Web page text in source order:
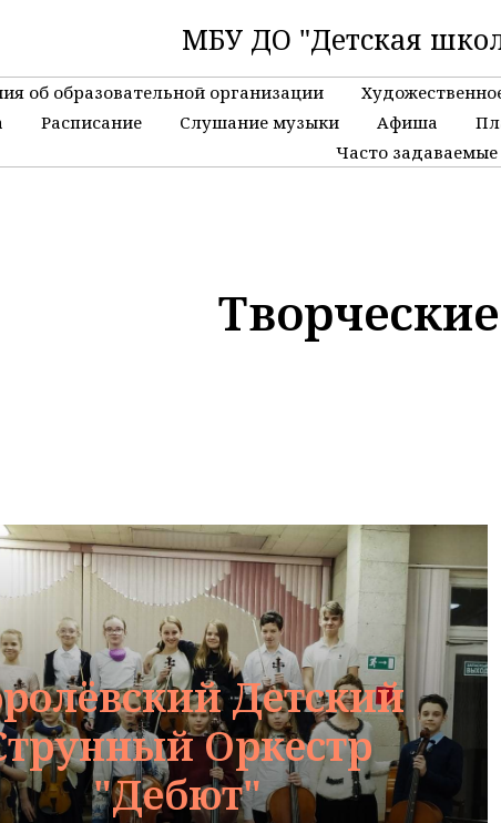
МБУ ДО "Детская
об образовательной организации
Расписание Слушание музыки Афиша
Часто
Детский
Оркестр
"Дебют"